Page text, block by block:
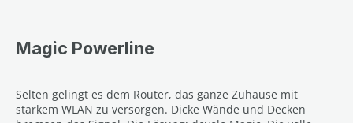
Magic Powerline
Selten gelingt es dem Router, das ganze Zuhause mit
starkem WLAN zu versorgen. Dicke Wände und Decken